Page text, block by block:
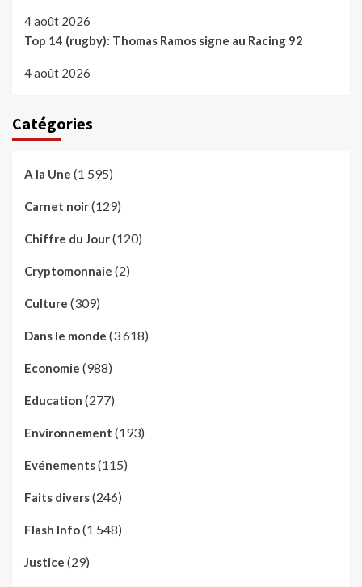
4 août 2026
Top 14 (rugby): Thomas Ramos signe au Racing 92
4 août 2026
Catégories
A la Une (1 595)
Carnet noir(129)
Chiffre du Jour(120)
Cryptomonnaie (2)
Culture (309)
Dans le monde (3 618)
Economie (988)
Education (277)
Environnement (193)
Evénements(115)
Faits divers(246)
Flash Info(1 548)
Justice (29)